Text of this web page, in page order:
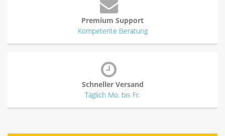
Premium Support
Kompetente Beratung
Schneller Versand
Täglich Mo. bis Fr.